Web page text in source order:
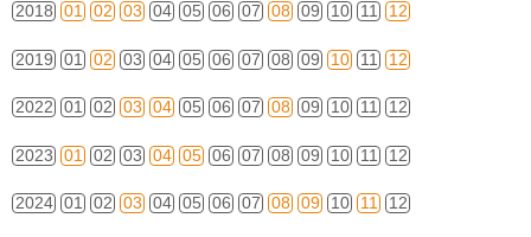
2018 01 02 03 04 05 06 07 08 09 10 11 12
2019 01 02 03 04 05 06 07 08 09 10 11 12
2022 01 02 03 04 05 06 07 08 09 10 11 12
2023 01 02 03 04 05 06 07 08 09 10 11 12
2024 01 02 03 04 05 06 07 08 09 10 11 12